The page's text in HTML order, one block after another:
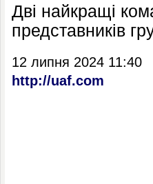
Дві найкращі
представників
12 липня 2024 11:40
http://uaf.com